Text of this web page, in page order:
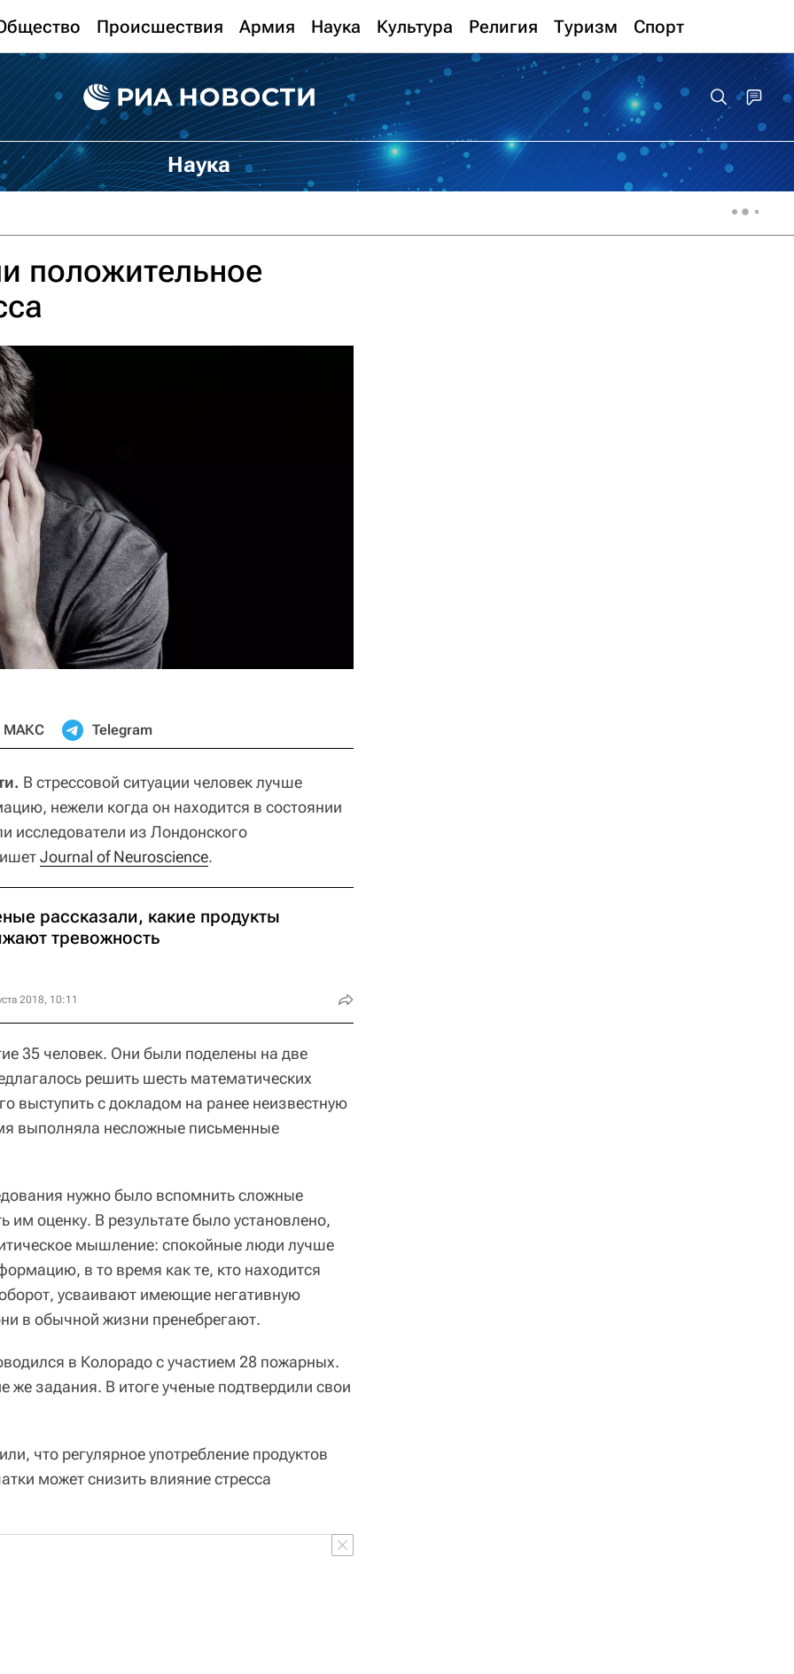
Происшествия Армия Наука Культура Религия Туризм Спорт
Наука
положительное
МАКС Telegram
В стрессовой ситуации человек лучше
нежели когда он находится в состоянии
исследователи из Лондонского
Journal of Neuroscience.
рассказали, какие продукты
тревожность
2018, 10:11
35 человек. Они были поделены на две
решить шесть математических
выступить с докладом на ранее неизвестную
выполняла несложные письменные
нужно было вспомнить сложные
им оценку. В результате было установлено,
мышление: спокойные люди лучше
в то время как те, кто находится
усваивают имеющие негативную
в обычной жизни пренебрегают.
в Колорадо с участием 28 пожарных.
же задания. В итоге ученые подтвердили свои
что регулярное употребление продуктов
может снизить влияние стресса